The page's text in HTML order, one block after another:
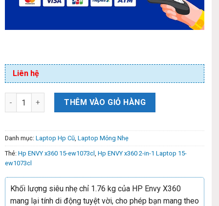
Liên hệ
THÊM VÀO GIỎ HÀNG
Danh mục: Laptop Hp Cũ Laptop Mỏng Nhẹ
Thẻ: Hp ENVY x360 15-ew1073cl Hp ENVY x360 2-in-1 Laptop 15-
ew1073cl
Khối lượng siêu nhẹ chỉ 1.76 kg của HP Envy X360
mang lại tính di động tuyệt vời, cho phép bạn mang theo